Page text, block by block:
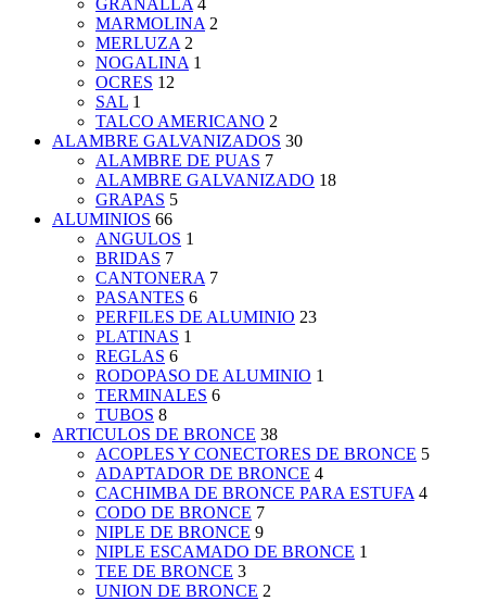
MARMOLINA 2
MERLUZA 2
NOGALINA 1
OCRES 12
SAL 1
TALCO AMERICANO 2
ALAMBRE GALVANIZADOS 30
ALAMBRE DE PUAS 7
ALAMBRE GALVANIZADO 18
GRAPAS 5
ALUMINIOS 66
ANGULOS 1
BRIDAS 7
CANTONERA 7
PASANTES 6
PERFILES DE ALUMINIO 23
PLATINAS 1
REGLAS 6
RODOPASO DE ALUMINIO 1
TERMINALES 6
TUBOS 8
ARTICULOS DE BRONCE 38
ACOPLES Y CONECTORES DE BRONCE 5
ADAPTADOR DE BRONCE 4
CACHIMBA DE BRONCE PARA ESTUFA 4
CODO DE BRONCE 7
NIPLE DE BRONCE 9
NIPLE ESCAMADO DE BRONCE 1
TEE DE BRONCE 3
UNION DE BRONCE 2